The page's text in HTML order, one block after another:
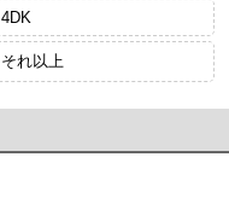
4DK
それ以上